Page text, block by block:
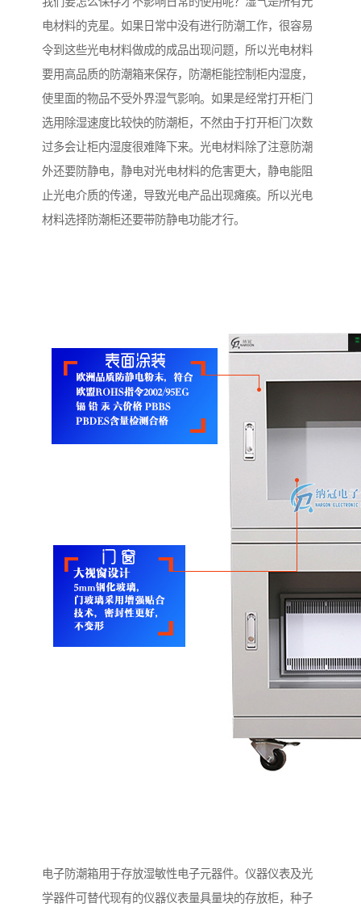
电材料的克星。如果日常中没有进行防潮工作，很容易
令到这些光电材料做成的成品出现问题，所以光电材料
要用高品质的防潮箱来保存，防潮柜能控制柜内湿度，
使里面的物品不受外界湿气影响。如果是经常打开柜门
选用除湿速度比较快的防潮柜，不然由于打开柜门次数
过多会让柜内湿度很难降下来。光电材料除了注意防潮
外还要防静电，静电对光电材料的危害更大，静电能阻
止光电介质的传递，导致光电产品出现瘫痪。所以光电
材料选择防潮柜还要带防静电功能才行。
电子防潮箱用于存放湿敏性电子元器件。仪器仪表及光
学器件可替代现有的仪器仪表量具量块的存放柜，种子